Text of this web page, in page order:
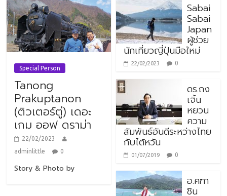
Special Person
Tanong
Prakuptanon
(ติวเตอร์ตู่) เดอะ
เกม ออฟ ดราม่า
22/02/2023
adminlittle
0
Story & Photo by
Sabai
Sabai
Japan
ผู้ช่วย
นักเที่ยวญี่ปุ่นมือใหม่
22/02/2023 0
ดร.ถง
เจิ้น
หยวน
ความ
สัมพันธ์อันดีระหว่างไทย
กับไต้หวัน
01/07/2019 0
อ.คฑา
ชิน